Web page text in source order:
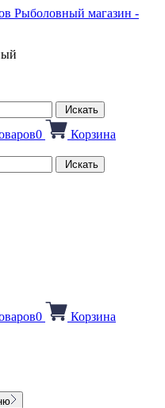
Рыболовный магазин -
Искать
0
Корзина
Искать
0
Корзина